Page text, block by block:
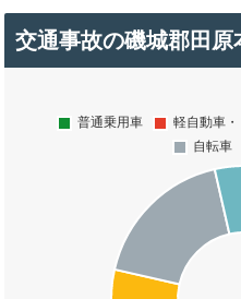
交通事故の磯城郡田